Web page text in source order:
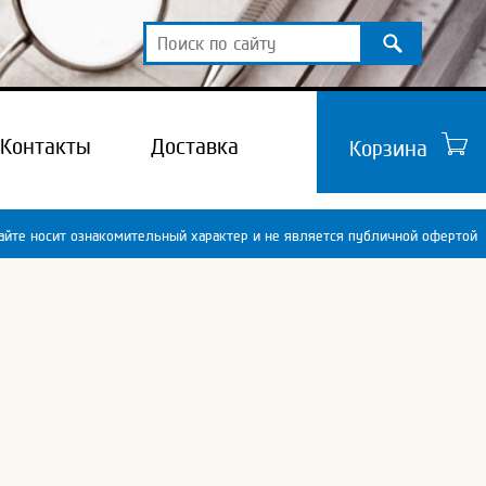
Контакты Доставка Корзина
носит ознакомительный характер и не является публичной офертой